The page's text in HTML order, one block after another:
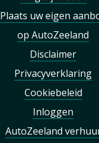
Plaats uw eigen
op AutoZeeland
Disclaimer
Privacyverklaring
Cookiebeleid
Inloggen
AutoZeeland